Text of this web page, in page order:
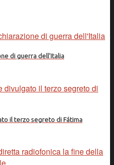
di guerra dell'Italia
il terzo segreto di Fátima